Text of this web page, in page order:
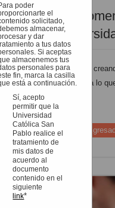
De Que Es
De
a la universidad te estás
poniendo en marcha lo
Leer más
/ Traslados Jovenes
poder
el
solicitado,
almacenar,
y dar
a tus datos
Si aceptas
almacenemos tus
personales para
fin, marca la casilla
está a continuación.
Sí, acepto
permitir que la
Universidad
Católica San
Pablo realice el
tratamiento de
mis datos de
acuerdo al
documento
contenido en el
siguiente
link*